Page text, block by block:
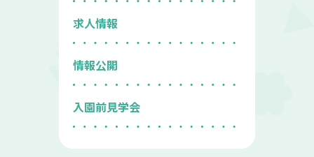
求人情報
情報公開
入園前見学会